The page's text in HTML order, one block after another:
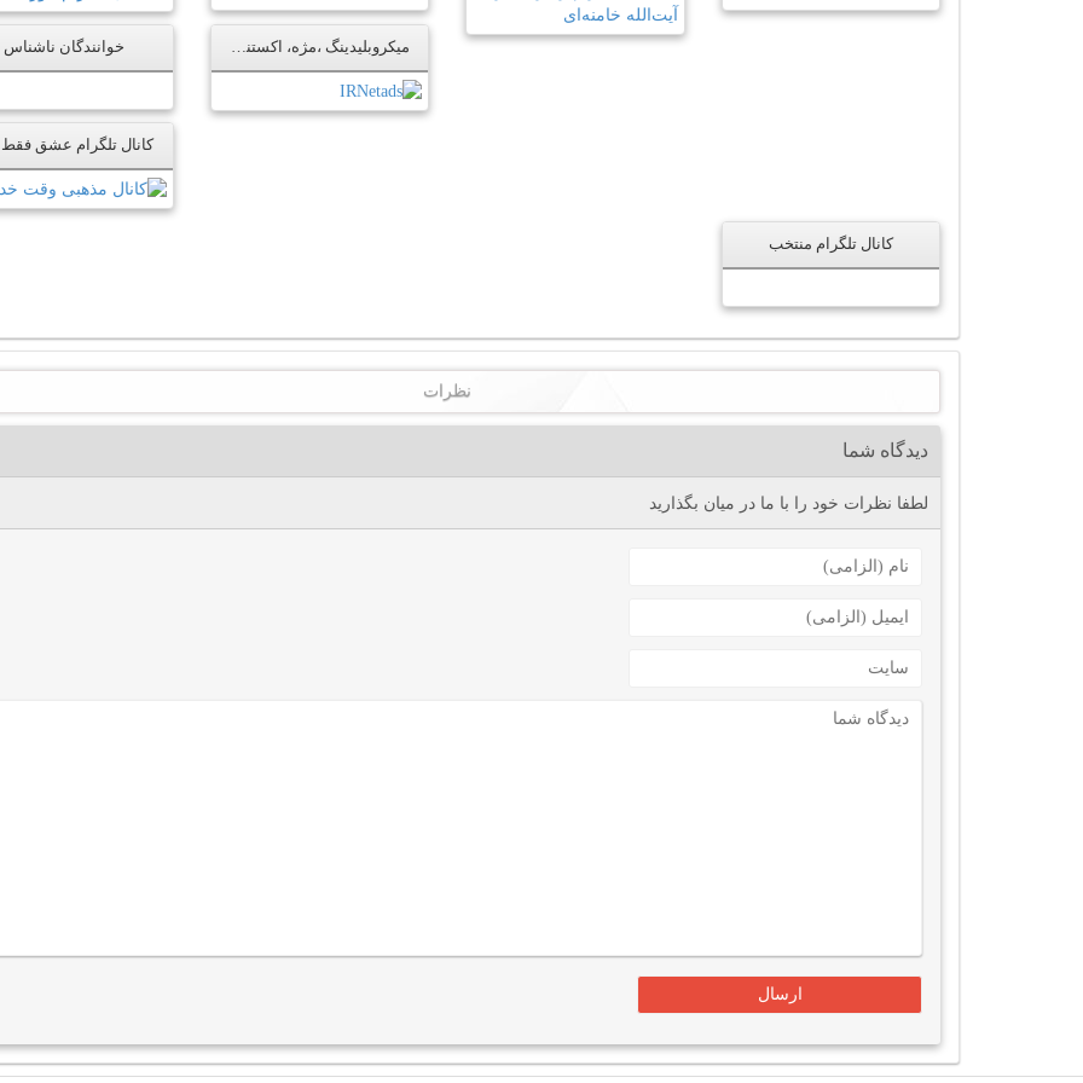
میکروبلیدینگ ،مژه، اکستنشن ابرو امینه اشراقی خوانندگان ناشناس
کانال تلگرام عشق فقط
کانال تلگرام منتخب
نظرات
دیدگاه شما
لطفا نظرات خود را با ما در میان بگذارید